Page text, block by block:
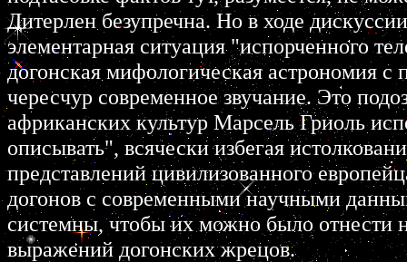
Дитерлен безупречна. Но в ходе
элементарная ситуация "испорченного
догонская мифологическая астрономия
чересчур современное звучание. Это
африканских культур Марсель Гриоль
описывать", всячески избегая
представлений цивилизованного
догонов с современными научными
системны, чтобы их можно было отнести
выражений догонских жрецов.